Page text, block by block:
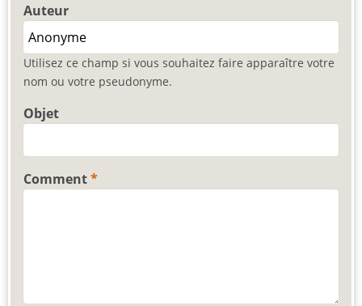
Auteur
Utilisez ce champ si vous souhaitez faire apparaître votre
nom ou votre pseudonyme.
Objet
Comment